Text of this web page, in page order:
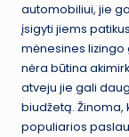
automobiliui, jie
įsigyti jiems
mėnesines lizingo
nėra būtina
atveju jie gali
biudžetą. Žinoma,
populiarios